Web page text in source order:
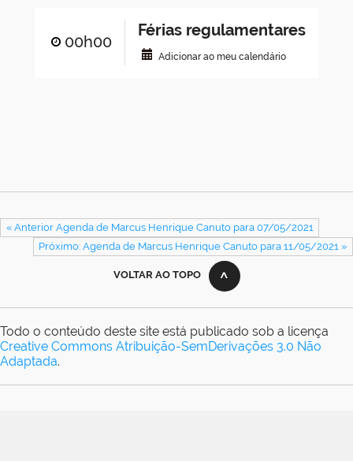
00h00
Férias regulamentares
Adicionar ao meu calendário
« Anterior Agenda de Marcus Henrique Canuto para 07/05/2021
Próximo: Agenda de Marcus Henrique Canuto para 11/05/2021 »
VOLTAR AO TOPO
Todo o conteúdo deste site está publicado sob a licença
Creative Commons Atribuição-SemDerivações 3.0 Não
Adaptada.